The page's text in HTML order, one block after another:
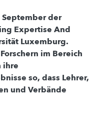
der
Expertise And
Luxemburg.
im Bereich
ihre
so, dass Lehrer,
und Verbände